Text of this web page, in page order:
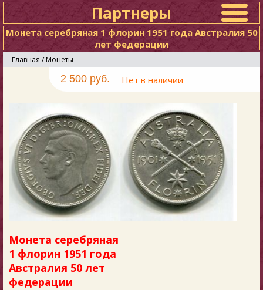
Партнеры
Монета серебряная 1 флорин 1951 года Австралия 50
лет федерации
Главная / Монеты
2 500 руб. Нет в наличии
Монета серебряная
1 флорин 1951 года
Австралия 50 лет
федерации